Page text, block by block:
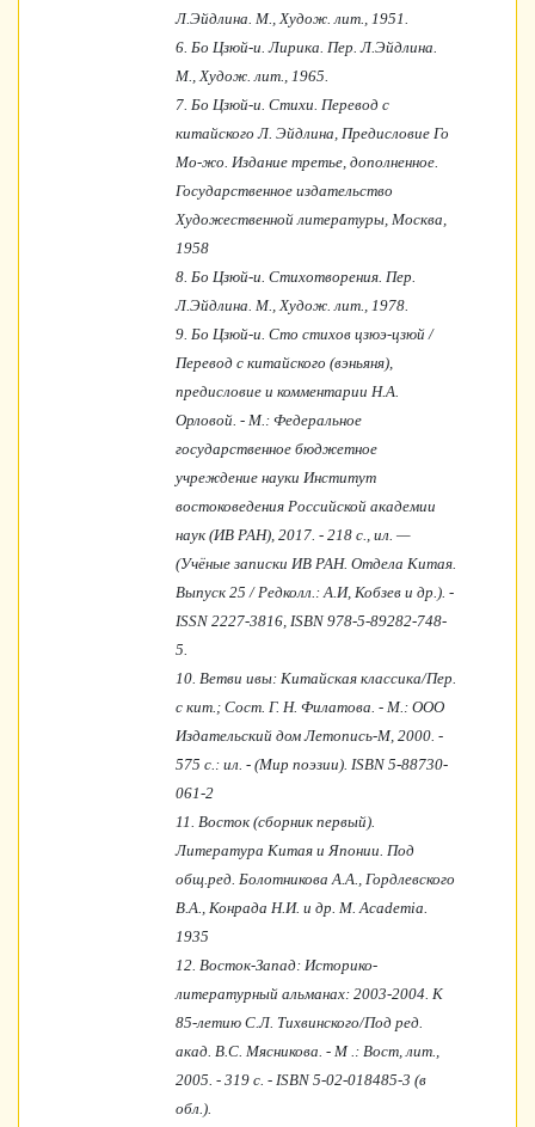
Л.Эйдлина. М., Худож. лит., 1951.
6. Бо Цзюй-и. Лирика. Пер. Л.Эйдлина.
М., Худож. лит., 1965.
7. Бо Цзюй-и. Стихи. Пepeвод с
китайского Л. Эйдлина, Предисловие Го
Мо-жо. Издание третье, дополненное.
Государственное издательство
Художественной литературы, Москва,
1958
8. Бо Цзюй-и. Стихотворения. Пер.
Л.Эйдлина. М., Худож. лит., 1978.
9. Бо Цзюй-и. Сто стихов цзюэ-цзюй /
Перевод с китайского (вэньяня),
предисловие и комментарии Н.А.
Орловой. - М.: Федеральное
государственное бюджетное
учреждение науки Институт
востоковедения Российской академии
наук (ИВ РАН), 2017. - 218 с., ил. —
(Учёные записки ИВ РАН. Отдела Китая.
Выпуск 25 / Редколл.: А.И, Кобзев и др.). -
ISSN 2227-3816, ISBN 978-5-89282-748-
5.
10. Ветви ивы: Китайская классика/Пер.
с кит.; Сост. Г. Н. Филатова. - М.: ООО
Издательский дом Летопись-М, 2000. -
575 с.: ил. - (Мир поэзии). ISBN 5-88730-
061-2
11. Восток (сборник первый).
Литература Китая и Японии. Под
общ.ред. Болотникова А.А., Гордлевского
В.А., Конрада Н.И. и др. М. Academia.
1935
12. Восток-Запад: Историко-
литературный альманах: 2003-2004. К
85-летию С.Л. Тихвинского/Под ред.
акад. В.С. Мясникова. - М .: Вост, лит.,
2005. - 319 с. - ISBN 5-02-018485-3 (в
обл.).